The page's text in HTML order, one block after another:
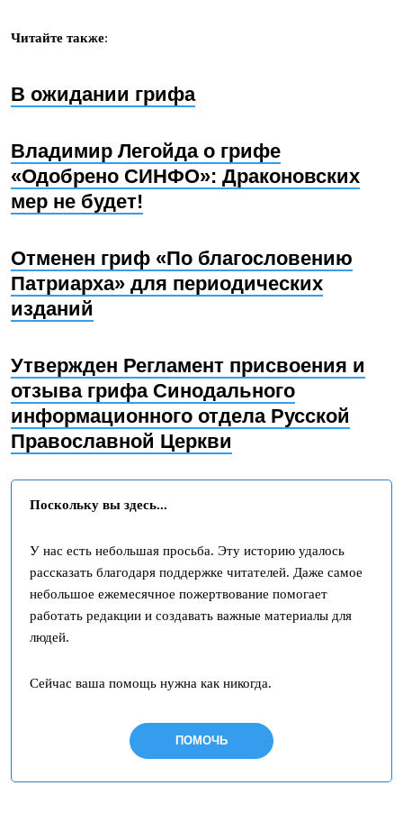
Читайте также:
В ожидании грифа
Владимир Легойда о грифе
«Одобрено СИНФО»: Драконовских
мер не будет!
Отменен гриф «По благословению
Патриарха» для периодических
изданий
Утвержден Регламент присвоения и
отзыва грифа Синодального
информационного отдела Русской
Православной Церкви
Поскольку вы здесь...
У нас есть небольшая просьба. Эту историю удалось
рассказать благодаря поддержке читателей. Даже самое
небольшое ежемесячное пожертвование помогает
работать редакции и создавать важные материалы для
людей.
Сейчас ваша помощь нужна как никогда.
ПОМОЧЬ